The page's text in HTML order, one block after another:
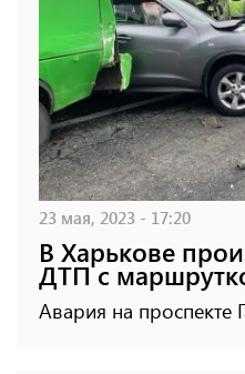
23 мая, 2023 - 17:20
В Харькове
ДТП с
Авария на проспекте